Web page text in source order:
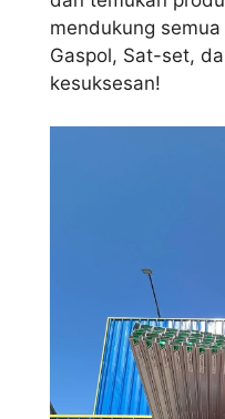
mendukung
Gaspol, Sat-set,
kesuksesan!